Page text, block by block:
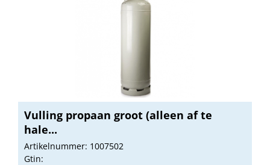
Vulling propaan groot (alleen af te
hale...
Artikelnummer: 1007502
Gtin: